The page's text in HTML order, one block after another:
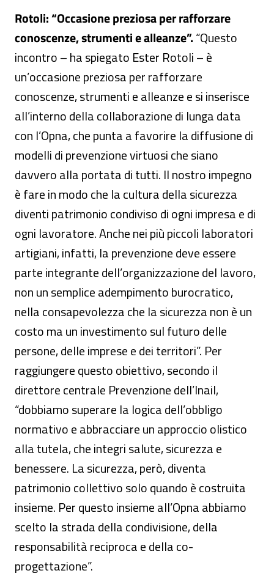
Rotoli: “Occasione preziosa per rafforzare
conoscenze, strumenti e alleanze”.“Questo
incontro – ha spiegato Ester Rotoli – è
un’occasione preziosa per rafforzare
conoscenze, strumenti e alleanze e si inserisce
all’interno della collaborazione di lunga data
con l’Opna, che punta a favorire la diffusione di
modelli di prevenzione virtuosi che siano
davvero alla portata di tutti. Il nostro impegno
è fare in modo che la cultura della sicurezza
diventi patrimonio condiviso di ogni impresa e di
ogni lavoratore. Anche nei più piccoli laboratori
artigiani, infatti, la prevenzione deve essere
parte integrante dell’organizzazione del lavoro,
non un semplice adempimento burocratico,
nella consapevolezza che la sicurezza non è un
costo ma un investimento sul futuro delle
persone, delle imprese e dei territori”. Per
raggiungere questo obiettivo, secondo il
direttore centrale Prevenzione dell’Inail,
“dobbiamo superare la logica dell’obbligo
normativo e abbracciare un approccio olistico
alla tutela, che integri salute, sicurezza e
benessere. La sicurezza, però, diventa
patrimonio collettivo solo quando è costruita
insieme. Per questo insieme all’Opna abbiamo
scelto la strada della condivisione, della
responsabilità reciproca e della co-
progettazione”.